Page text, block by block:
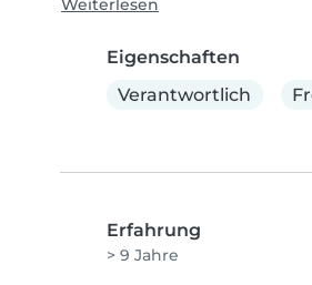
Weiterlesen
Eigenschaften
Verantwortlich
Erfahrung
> 9 Jahre